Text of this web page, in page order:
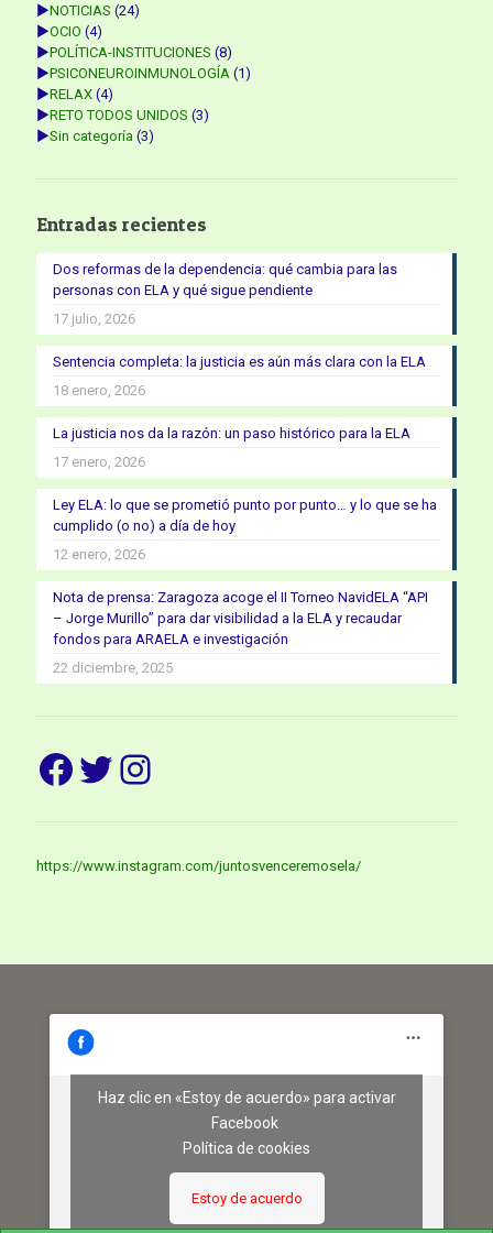
►NOTICIAS (24)
►OCIO (4)
►POLÍTICA-INSTITUCIONES (8)
►PSICONEUROINMUNOLOGÍA (1)
►RELAX (4)
►RETO TODOS UNIDOS (3)
►Sin categoría (3)
Entradas recientes
Dos reformas de la dependencia: qué cambia para las
personas con ELA y qué sigue pendiente
17 julio, 2026
Sentencia completa: la justicia es aún más clara con la ELA
18 enero, 2026
La justicia nos da la razón: un paso histórico para la ELA
17 enero, 2026
Ley ELA: lo que se prometió punto por punto… y lo que se ha
cumplido (o no) a día de hoy
12 enero, 2026
Nota de prensa: Zaragoza acoge el II Torneo NavidELA “API
– Jorge Murillo” para dar visibilidad a la ELA y recaudar
fondos para ARAELA e investigación
22 diciembre, 2025
Facebook
Twitter
Instagram
https://www.instagram.com/juntosvenceremosela/
Haz clic en «Estoy de acuerdo» para activar
Facebook
Política de cookies
Estoy de acuerdo